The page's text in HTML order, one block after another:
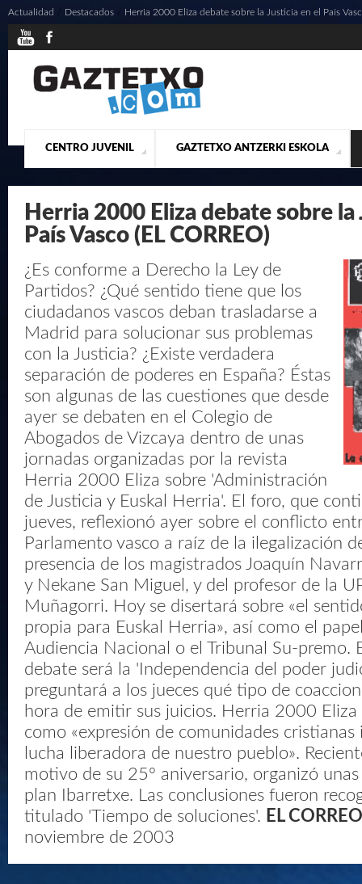
CENTRO JUVENIL
¿QUIENES SOMOS? ACTUALIDAD CONTACTO
GAZTETXO ANTZERKI ESKOLA
PRESENTACIÓN MUSICALES
Actualidad Destacados Herria 2000 Eliza debate sobre la Justicia en el País
Herria 2000 Eliza debate sobre la
País Vasco (EL CORREO)
¿Es conforme a Derecho la Ley de
Partidos? ¿Qué sentido tiene que los
ciudadanos vascos deban trasladarse a
Madrid para solucionar sus problemas
con la Justicia? ¿Existe verdadera
separación de poderes en España? Éstas
son algunas de las cuestiones que desde
ayer se debaten en el Colegio de
Abogados de Vizcaya dentro de unas
jornadas organizadas por la revista
Herria 2000 Eliza sobre 'Administración
de Justicia y Euskal Herria'. El foro, que
jueves, reflexionó ayer sobre el conflicto
Parlamento vasco a raíz de la ilegalización
presencia de los magistrados Joaquín
y Nekane San Miguel, y del profesor de la
Muñagorri. Hoy se disertará sobre «el
propia para Euskal Herria», así como el
Audiencia Nacional o el Tribunal Su-premo.
debate será la 'Independencia del poder
preguntará a los jueces qué tipo de
hora de emitir sus juicios. Herria 2000
como «expresión de comunidades cristianas
lucha liberadora de nuestro pueblo».
motivo de su 25º aniversario, organizó
plan Ibarretxe. Las conclusiones fueron
titulado 'Tiempo de soluciones'. EL CORREO
noviembre de 2003